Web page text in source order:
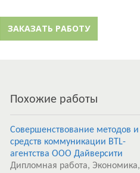
ЗАКАЗАТЬ РАБОТУ
Похожие работы
Совершенствование методов и
средств коммуникации BTL-
агентства ООО Дайверсити
Дипломная работа, Экономика,